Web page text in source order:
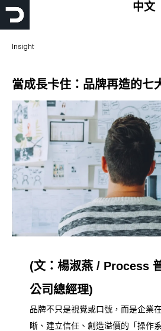
跳
中文
Insight
當成長卡住：品牌再造的七
(文：楊淑燕 / Process
公司總經理)
品牌不只是視覺或口號，而是企業
晰、建立信任、創造溢價的「操作